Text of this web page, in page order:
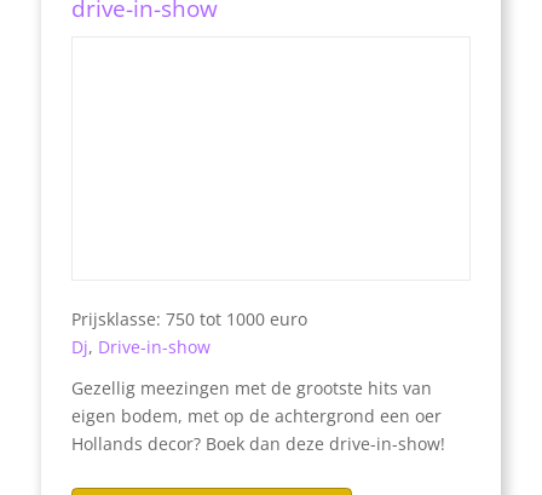
drive-in-show
Prijsklasse: 750 tot 1000 euro
Dj, Drive-in-show
Gezellig meezingen met de grootste hits van
eigen bodem, met op de achtergrond een oer
Hollands decor? Boek dan deze drive-in-show!